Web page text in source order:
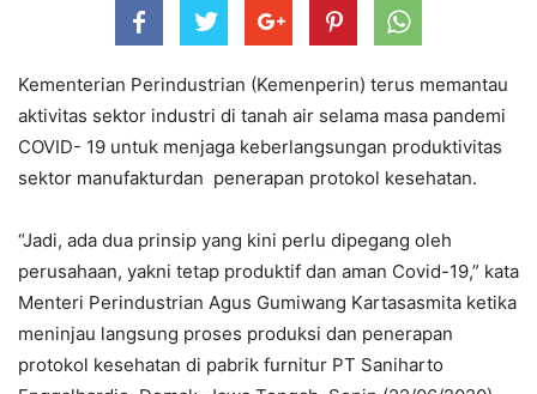
Kementerian Perindustrian (Kemenperin) terus memantau
aktivitas sektor industri di tanah air selama masa pandemi
COVID- 19 untuk menjaga keberlangsungan produktivitas
sektor manufakturdan penerapan protokol kesehatan.
“Jadi, ada dua prinsip yang kini perlu dipegang oleh
perusahaan, yakni tetap produktif dan aman Covid-19,” kata
Menteri Perindustrian Agus Gumiwang Kartasasmita ketika
meninjau langsung proses produksi dan penerapan
protokol kesehatan di pabrik furnitur PT Saniharto